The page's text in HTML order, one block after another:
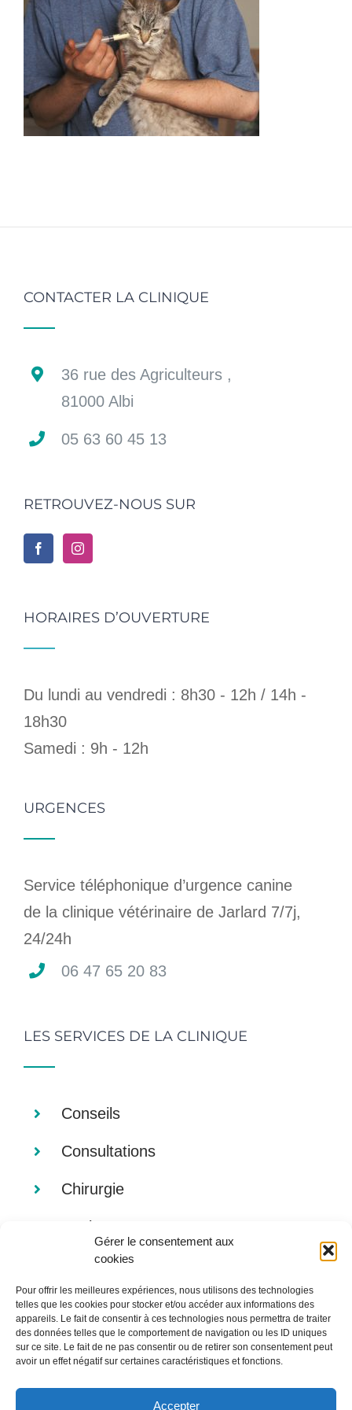
Gérer le consentement aux
cookies
Pour offrir les meilleures expériences, nous utilisons des technologies
telles que les cookies pour stocker et/ou accéder aux informations des
appareils. Le fait de consentir à ces technologies nous permettra de traiter
des données telles que le comportement de navigation ou les ID uniques
sur ce site. Le fait de ne pas consentir ou de retirer son consentement peut
avoir un effet négatif sur certaines caractéristiques et fonctions.
Accepter
CONTACTER LA CLINIQUE
36 rue des Agriculteurs ,
81000 Albi
05 63 60 45 13
RETROUVEZ-NOUS SUR
HORAIRES D’OUVERTURE
Du lundi au vendredi : 8h30 - 12h / 14h -
18h30
Samedi : 9h - 12h
URGENCES
Service téléphonique d’urgence canine
de la clinique vétérinaire de Jarlard 7/7j,
24/24h
06 47 65 20 83
LES SERVICES DE LA CLINIQUE
Conseils
Consultations
Chirurgie
Analyses
Imagerie
Alimentation